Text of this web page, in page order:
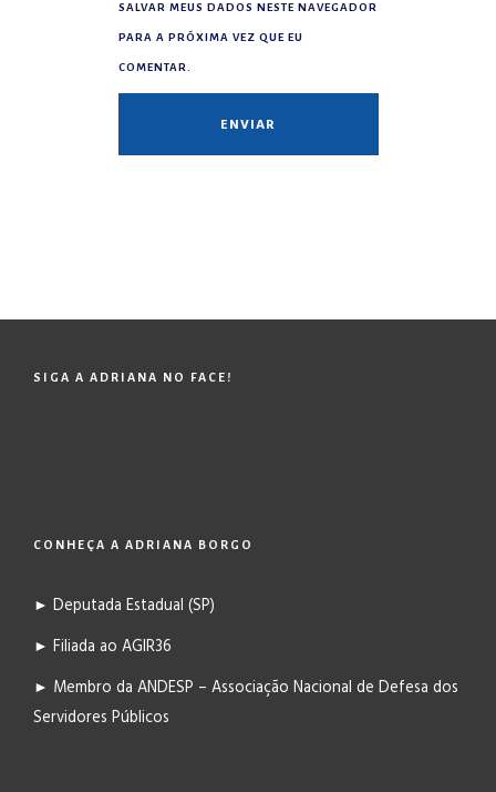
SALVAR MEUS DADOS NESTE NAVEGADOR
PARA A PRÓXIMA VEZ QUE EU
COMENTAR.
SIGA A ADRIANA NO FACE!
CONHEÇA A ADRIANA BORGO
► Deputada Estadual (SP)
► Filiada ao AGIR36
► Membro da ANDESP – Associação Nacional de Defesa dos
Servidores Públicos